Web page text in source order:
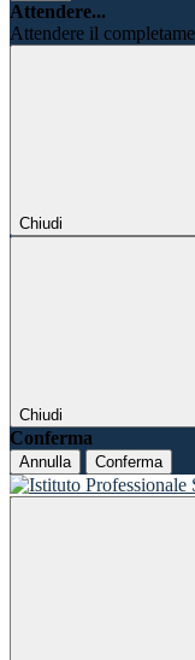
Attendere...
Attendere il
Chiudi
Chiudi
Conferma
Annulla Conferma